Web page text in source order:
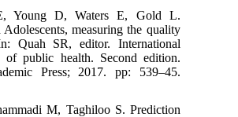
Young D, Waters E, Gold L.
Adolescents, measuring the quality
Quah SR, editor. International
of public health. Second edition.
Press; 2017. pp: 539–45.
M, Taghiloo S. Prediction